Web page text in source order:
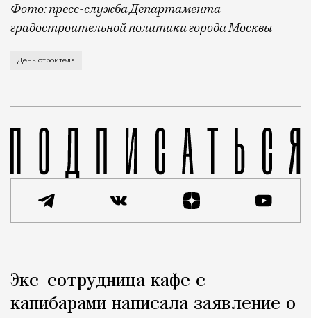
Фото: пресс-служба Департамента
градостроительной политики города Москвы
В этом году профессиональный праздник День
День строителя
Город
Экс-сотрудница кафе с
капибарами написала заявление о